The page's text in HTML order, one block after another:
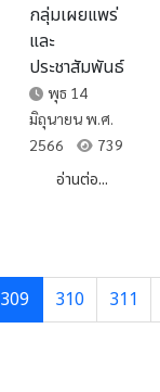
กระจก” สำหรับ
บุคคลทั่วไป
เปิดรับสมัคร
ถึงวันที่ ๑๖
มิ.ย. ๖๖
กลุ่มเผยแพร่
และ
ประชาสัมพันธ์
พุธ 14
มิถุนายน พ.ศ.
2566
739
อ่านต่อ...
309 310 311